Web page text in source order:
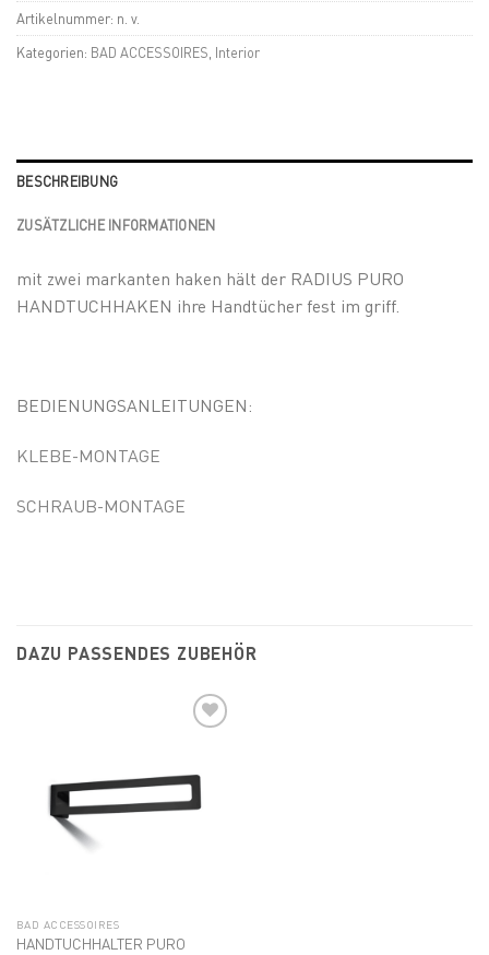
Artikelnummer: n. v.
Kategorien: BAD ACCESSOIRES Interior
BESCHREIBUNG
ZUSÄTZLICHE INFORMATIONEN
mit zwei markanten haken hält der RADIUS PURO
HANDTUCHHAKEN ihre Handtücher fest im griff.
BEDIENUNGSANLEITUNGEN:
KLEBE-MONTAGE
SCHRAUB-MONTAGE
DAZU PASSENDES ZUBEHÖR
Add to
wishlist
BAD ACCESSOIRES
HANDTUCHHALTER PURO